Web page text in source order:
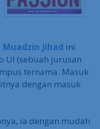
Muadzin Jihad ini
UI (sebuah jurusan
ternama. Masuk
dengan masuk
ia dengan mudah